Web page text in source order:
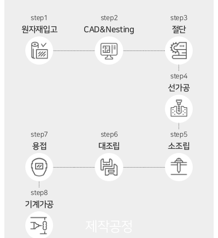
step1
원자재입고
step2
CAD&Nesting
step3
절단
step4
선가공
step5
소조립
step6
대조립
step7
용접
step8
기계가공